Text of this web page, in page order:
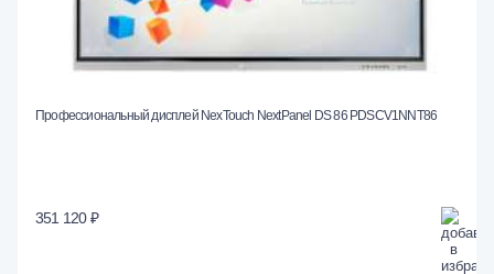
Профессиональный дисплей NexTouch NextPanel DS 86 PDSCV1NNT86
351 120 ₽